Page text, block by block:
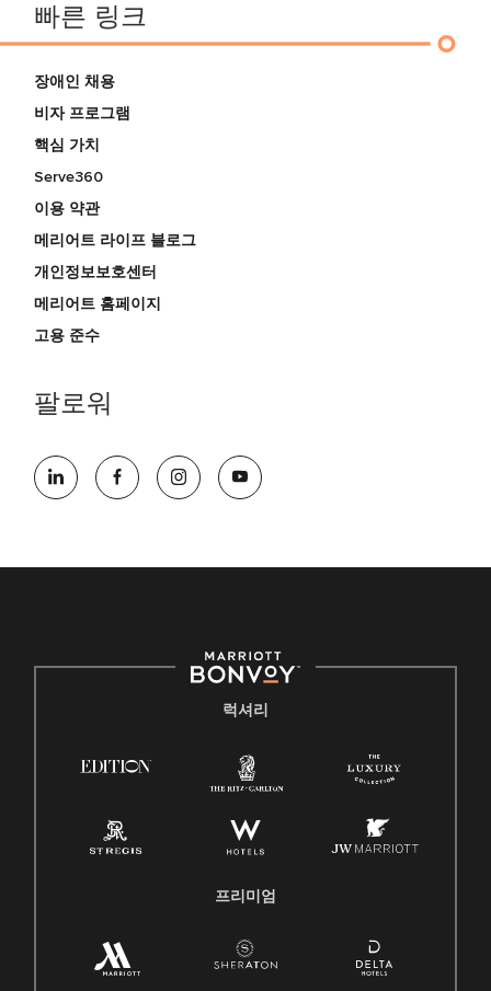
빠른 링크
장애인 채용
비자 프로그램
핵심 가치
Serve360
이용 약관
메리어트 라이프 블로그
개인정보보호센터
메리어트 홈페이지
고용 준수
팔로워
럭셔리
프리미엄